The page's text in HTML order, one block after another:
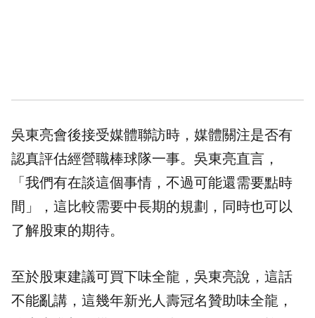
吳東亮會後接受媒體聯訪時，媒體關注是否有
認真評估經營職棒球隊一事。吳東亮直言，
「我們有在談這個事情，不過可能還需要點時
間」，這比較需要中長期的規劃，同時也可以
了解股東的期待。
至於股東建議可買下味全龍，吳東亮說，這話
不能亂講，這幾年新光人壽冠名贊助味全龍，